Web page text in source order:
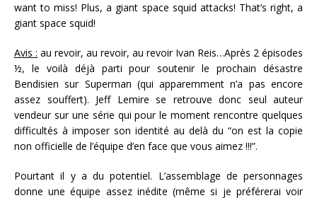
want to miss! Plus, a giant space squid attacks! That’s right, a
giant space squid!
Avis : au revoir, au revoir, au revoir Ivan Reis…Après 2 épisodes
½, le voilà déjà parti pour soutenir le prochain désastre
Bendisien sur Superman (qui apparemment n’a pas encore
assez souffert). Jeff Lemire se retrouve donc seul auteur
vendeur sur une série qui pour le moment rencontre quelques
difficultés à imposer son identité au delà du “on est la copie
non officielle de l’équipe d’en face que vous aimez !!!”.
Pourtant il y a du potentiel. L’assemblage de personnages
donne une équipe assez inédite (même si je préférerai voir